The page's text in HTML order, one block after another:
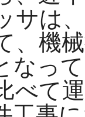
サは
、機
なっ
べて